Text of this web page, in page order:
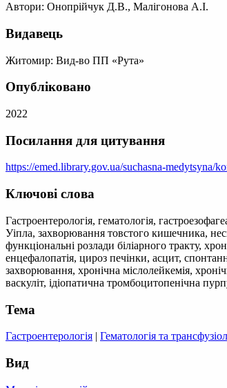
Автори: Онопрійчук Д.В., Малігонова А.І.
Видавець
Житомир: Вид-во ПП «Рута»
Опубліковано
2022
Посилання для цитування
https://emed.library.gov.ua/suchasna-medytsyna/
Ключові слова
Гастроентерологія, гематологія,
Уіпла, захворювання товстого кишечника,
функціональні розлади біліарного тракту,
енцефалопатія, цироз печінки, асцит,
захворювання, хронічна міслолейкемія,
васкуліт, ідіопатична тромбоцитопенічна
Тема
Гастроентерологія | Гематологія та
Вид